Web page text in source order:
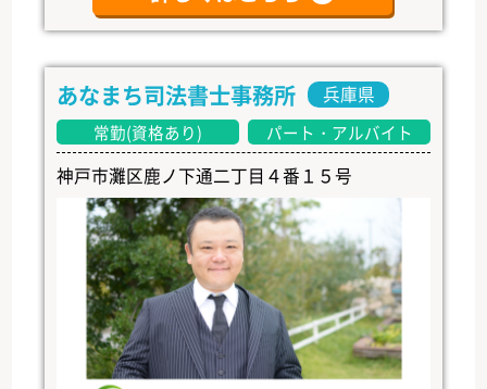
あなまち司法書士事務所 兵庫県
常勤(資格あり) パート・アルバイト
神戸市灘区鹿ノ下通二丁目４番１５号